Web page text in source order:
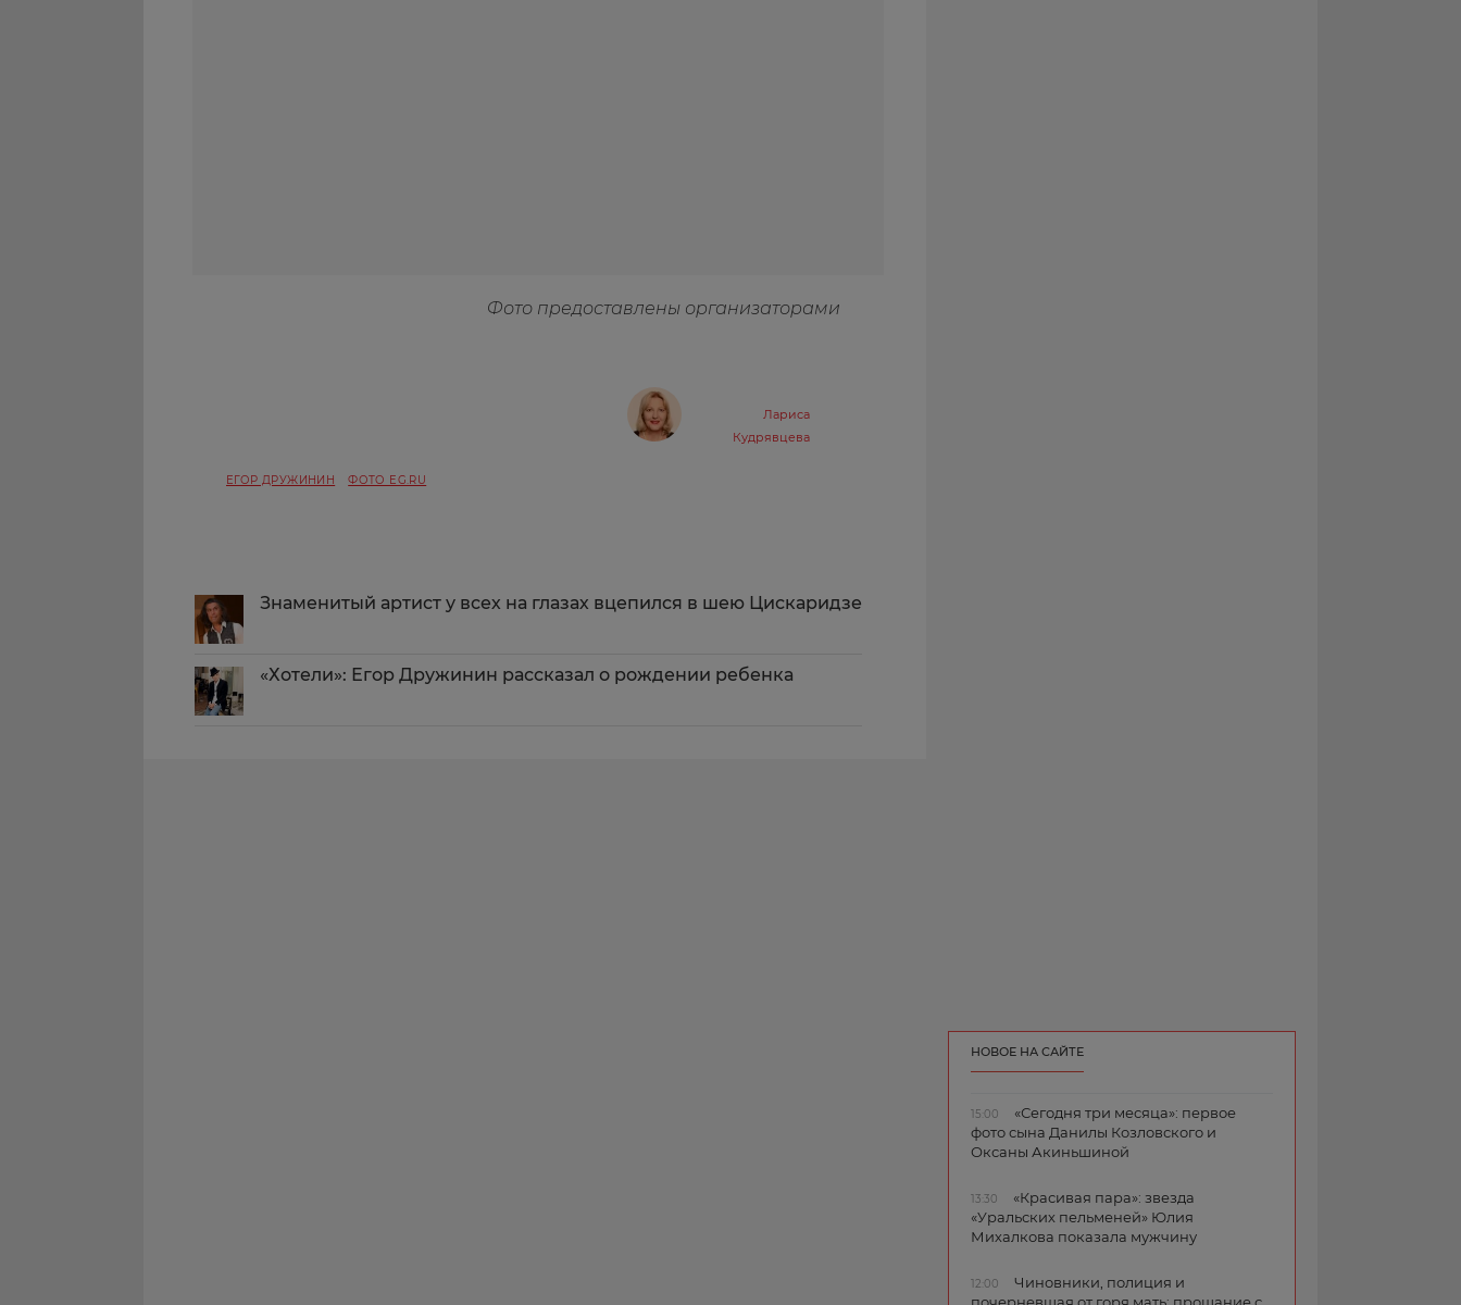
Фото предоставлены организаторами
Лариса
Кудрявцева
ЕГОР ДРУЖИНИН ФОТО EG.RU
Знаменитый артист у всех на глазах вцепился в шею Цискаридзе
«Хотели»: Егор Дружинин рассказал о рождении ребенка
НОВОЕ НА САЙТЕ
15:00
«Сегодня три месяца»: первое
фото сына Данилы Козловского и
Оксаны Акиньшиной
13:30
«Красивая пара»: звезда
«Уральских пельменей» Юлия
Михалкова показала мужчину
12:00
Чиновники, полиция и